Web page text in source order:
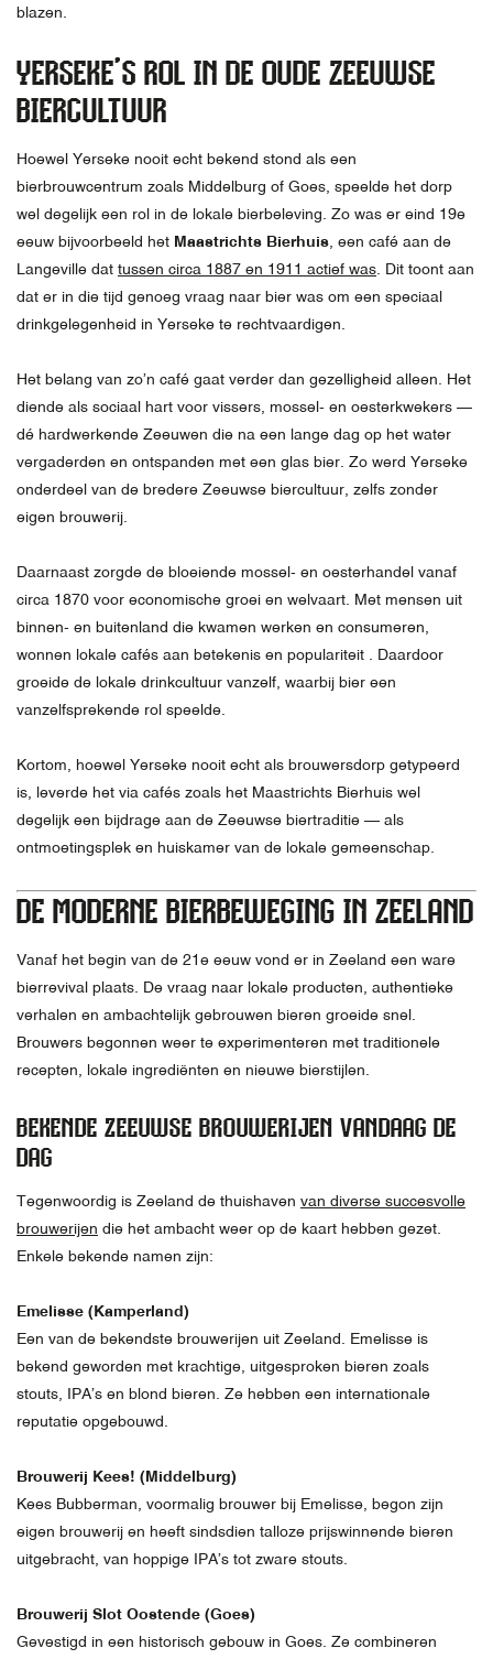
blazen.
YERSEKE’S ROL IN DE OUDE ZEEUWSE
BIERCULTUUR
Hoewel Yerseke nooit echt bekend stond als een
bierbrouwcentrum zoals Middelburg of Goes, speelde het dorp
wel degelijk een rol in de lokale bierbeleving. Zo was er eind 19e
eeuw bijvoorbeeld het Maastrichts Bierhuis , een café aan de
Langeville dat tussen circa 1887 en 1911 actief was Dit toont aan
dat er in die tijd genoeg vraag naar bier was om een speciaal
drinkgelegenheid in Yerseke te rechtvaardigen.
Het belang van zo’n café gaat verder dan gezelligheid alleen. Het
diende als sociaal hart voor vissers, mossel- en oesterkwekers —
dé hardwerkende Zeeuwen die na een lange dag op het water
vergaderden en ontspanden met een glas bier. Zo werd Yerseke
onderdeel van de bredere Zeeuwse biercultuur, zelfs zonder
eigen brouwerij.
Daarnaast zorgde de bloeiende mossel- en oesterhandel vanaf
circa 1870 voor economische groei en welvaart. Met mensen uit
binnen- en buitenland die kwamen werken en consumeren,
wonnen lokale cafés aan betekenis en populariteit . Daardoor
groeide de lokale drinkcultuur vanzelf, waarbij bier een
vanzelfsprekende rol speelde.
Kortom, hoewel Yerseke nooit echt als brouwersdorp getypeerd
is, leverde het via cafés zoals het Maastrichts Bierhuis wel
degelijk een bijdrage aan de Zeeuwse biertraditie — als
ontmoetingsplek en huiskamer van de lokale gemeenschap.
DE MODERNE BIERBEWEGING IN ZEELAND
Vanaf het begin van de 21e eeuw vond er in Zeeland een ware
bierrevival plaats. De vraag naar lokale producten, authentieke
verhalen en ambachtelijk gebrouwen bieren groeide snel.
Brouwers begonnen weer te experimenteren met traditionele
recepten, lokale ingrediënten en nieuwe bierstijlen.
BEKENDE ZEEUWSE BROUWERIJEN VANDAAG DE
DAG
Tegenwoordig is Zeeland de thuishaven van diverse succesvolle
brouwerijen die het ambacht weer op de kaart hebben gezet.
Enkele bekende namen zijn:
Emelisse (Kamperland)
Een van de bekendste brouwerijen uit Zeeland. Emelisse is
bekend geworden met krachtige, uitgesproken bieren zoals
stouts, IPA’s en blond bieren. Ze hebben een internationale
reputatie opgebouwd.
Brouwerij Kees! (Middelburg)
Kees Bubberman, voormalig brouwer bij Emelisse, begon zijn
eigen brouwerij en heeft sindsdien talloze prijswinnende bieren
uitgebracht, van hoppige IPA’s tot zware stouts.
Brouwerij Slot Oostende (Goes)
Gevestigd in een historisch gebouw in Goes. Ze combineren